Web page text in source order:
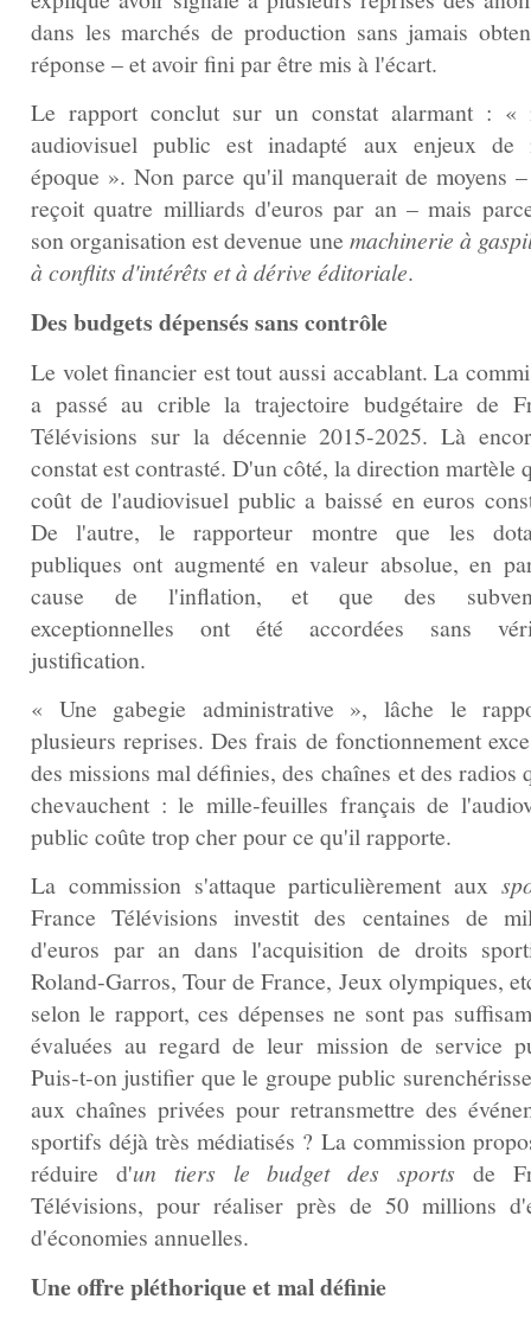
dans les marchés de production sans jamais
réponse – et avoir fini par être mis à l'écart.
Le rapport conclut sur un constat alarmant : «
audiovisuel public est inadapté aux enjeux de
époque ». Non parce qu'il manquerait de moyens
reçoit quatre milliards d'euros par an – mais
son organisation est devenue une machinerie à
à conflits d'intérêts et à dérive éditoriale.
Des budgets dépensés sans contrôle
Le volet financier est tout aussi accablant. La
a passé au crible la trajectoire budgétaire de
Télévisions sur la décennie 2015-2025. Là
constat est contrasté. D'un côté, la direction martèle
coût de l'audiovisuel public a baissé en euros
De l'autre, le rapporteur montre que les
publiques ont augmenté en valeur absolue, en
cause de l'inflation, et que des
exceptionnelles ont été accordées sans
justification.
« Une gabegie administrative », lâche le
plusieurs reprises. Des frais de fonctionnement
des missions mal définies, des chaînes et des radios
chevauchent : le mille‑feuilles français de
public coûte trop cher pour ce qu'il rapporte.
La commission s'attaque particulièrement aux
France Télévisions investit des centaines de
d'euros par an dans l'acquisition de droits
Roland‑Garros, Tour de France, Jeux olympiques,
selon le rapport, ces dépenses ne sont pas
évaluées au regard de leur mission de service
Puis‑t‑on justifier que le groupe public
aux chaînes privées pour retransmettre des
sportifs déjà très médiatisés ? La commission
réduire d'un tiers le budget des sports de
Télévisions, pour réaliser près de 50 millions
d'économies annuelles.
Une offre pléthorique et mal définie